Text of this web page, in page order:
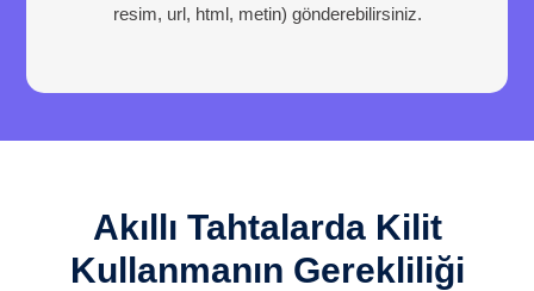
resim, url, html, metin) gönderebilirsiniz.
Akıllı Tahtalarda Kilit
Kullanmanın Gerekliliği